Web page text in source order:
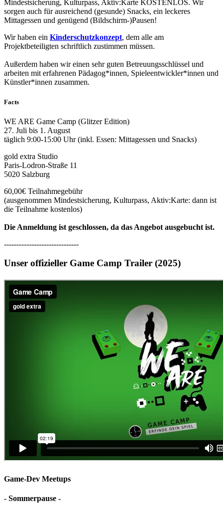
Mindestsicherung, Kulturpass, Aktiv:Karte KOSTENLOS. Wir
sorgen auch für ausreichend (gesunde) Snacks, ein leckeres
Mittagessen und genügend (Bildschirm-)Pausen!
Wir haben ein Kinderschutzkonzept, dem alle am
Projektbeteiligten schriftlich zustimmen müssen.
Außerdem haben wir einen sehr guten Betreuungsschlüssel und
arbeiten mit erfahrenen Pädagog*innen, Spieleentwickler*innen und
Künstler*innen zusammen.
Facts
WE ARE Game Camp (Glitzer Edition)
27. Juli bis 1. August
täglich 9:00-15:00 Uhr (inkl. Essen: Mittagessen und Snacks)
gold extra Studio
Paris-Lodron-Straße 11
5020 Salzburg
60,00€ Teilnahmegebühr
(ausgenommen Mindestsicherung, Kulturpass, Aktiv:Karte: dann ist
die Teilnahme kostenlos)
Die Anmeldung ist geschlossen, da das Angebot ausgebucht ist.
------------------------------
Unser offizieller Game Camp Trailer (2025)
Game-Dev Meetups
- Sommerpause -